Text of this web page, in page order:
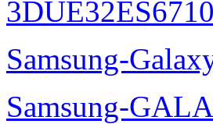
Samsung-
Samsung-